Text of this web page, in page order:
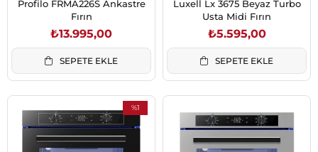
Profilo FRMA226S Ankastre
Fırın
₺13.995,00
SEPETE EKLE
Luxell Lx 3675 Beyaz Turbo
Usta Midi Fırın
₺5.595,00
SEPETE EKLE
%1
İndirim
%1İndirim